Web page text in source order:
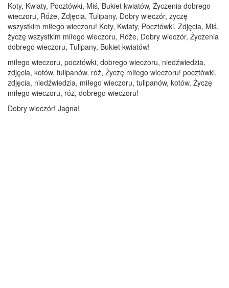
Koty, Kwiaty, Pocztówki, Miś, Bukiet kwiatów, Życzenia dobrego
wieczoru, Róże, Zdjęcia, Tulipany, Dobry wieczór, życzę
wszystkim miłego wieczoru! Koty, Kwiaty, Pocztówki, Zdjęcia, Miś,
życzę wszystkim miłego wieczoru, Róże, Dobry wieczór, Życzenia
dobrego wieczoru, Tulipany, Bukiet kwiatów!
miłego wieczoru, pocztówki, dobrego wieczoru, niedźwiedzia,
zdjęcia, kotów, tulipanów, róż, Życzę miłego wieczoru! pocztówki,
zdjęcia, niedźwiedzia, miłego wieczoru, tulipanów, kotów, Życzę
miłego wieczoru, róż, dobrego wieczoru!
Dobry wieczór! Jagna!